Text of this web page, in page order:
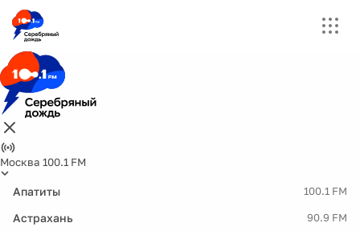
Москва 100.1 FM
Апатиты 100.1 FM
Астрахань 90.9 FM